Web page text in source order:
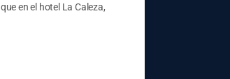
que en el hotel La Caleza,